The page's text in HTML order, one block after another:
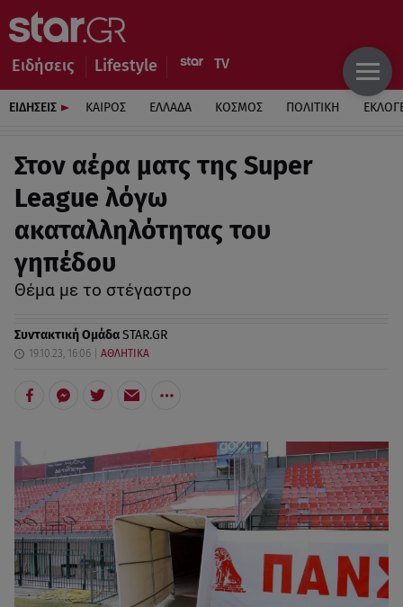
Ειδήσεις Lifestyle
ΕΙΔΗΣΕΙΣ ΚΑΙΡΟΣ ΕΛΛΑΔΑ ΚΟΣΜΟΣ ΠΟΛΙΤΙΚΗ
Στον αέρα ματς της Super
League λόγω
ακαταλληλότητας του
γηπέδου
Θέμα με το στέγαστρο
Συντακτική ΟμάδαSTAR.GR
19.10.23, 16:06 ΑΘΛΗΤΙΚΑ